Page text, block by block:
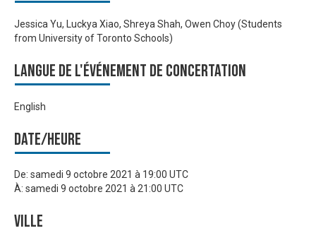
Jessica Yu, Luckya Xiao, Shreya Shah, Owen Choy (Students
from University of Toronto Schools)
Langue de l'événement de Concertation
English
Date/heure
De: samedi 9 octobre 2021 à 19:00 UTC
À: samedi 9 octobre 2021 à 21:00 UTC
Ville